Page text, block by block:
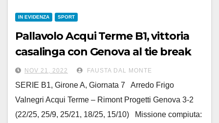
IN EVIDENZA SPORT
Pallavolo Acqui Terme B1, vittoria
casalinga con Genova al tie break
NOV 21, 2022 FAUSTA DAL MONTE
SERIE B1, Girone A, Giornata 7 Arredo Frigo
Valnegri Acqui Terme – Rimont Progetti Genova 3-2
(22/25, 25/9, 25/21, 18/25, 15/10) Missione compiuta: